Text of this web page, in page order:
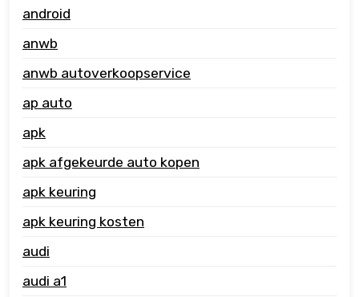
android
anwb
anwb autoverkoopservice
ap auto
apk
apk afgekeurde auto kopen
apk keuring
apk keuring kosten
audi
audi a1